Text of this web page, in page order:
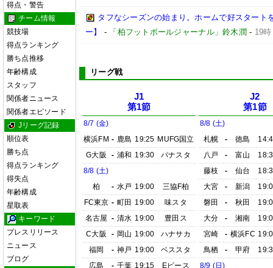
得点・警告
チーム情報
競技場
得点ランキング
勝ち点推移
年齢構成
スタッフ
関係者ニュース
関係者エピソード
Jリーグ記録
順位表
勝ち点
得点ランキング
得失点
年齢構成
星取表
キーワード
プレスリリース
ニュース
ブログ
タフなシーズンの始まり。ホームで好スター
ー】
- 「柏フットボールジャーナル」鈴木潤 - 19時
リーグ戦
J1
第1節
8/7 (金)
横浜FM - 鹿島 19:25 MUFG国立
G大阪
- 浦和 19:30
パナスタ
8/8 (土)
柏
- 水戸 19:00
三協F柏
FC東京 - 町田 19:00
味スタ
名古屋 - 清水 19:00
豊田ス
C大阪
- 岡山 19:00
ハナサカ
福岡
- 神戸 19:00
ベススタ
広島
- 千葉 19:15
Eピース
J2
第1節
8/8 (土)
札幌
- 徳島
八戸
- 富山
藤枝
- 仙台
大宮
- 新潟
磐田
- 秋田
大分
- 湘南
宮崎
- 横浜FC
鳥栖
- 甲府
8/9 (日)